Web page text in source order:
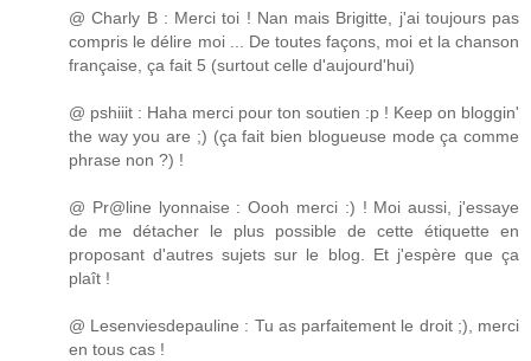
@ Charly B : Merci toi ! Nan mais Brigitte, j'ai toujours pas
compris le délire moi ... De toutes façons, moi et la chanson
française, ça fait 5 (surtout celle d'aujourd'hui)
@ pshiiit : Haha merci pour ton soutien :p ! Keep on bloggin'
the way you are ;) (ça fait bien blogueuse mode ça comme
phrase non ?) !
@ Pr@line lyonnaise : Oooh merci :) ! Moi aussi, j'essaye
de me détacher le plus possible de cette étiquette en
proposant d'autres sujets sur le blog. Et j'espère que ça
plaît !
@ Lesenviesdepauline : Tu as parfaitement le droit ;), merci
en tous cas !